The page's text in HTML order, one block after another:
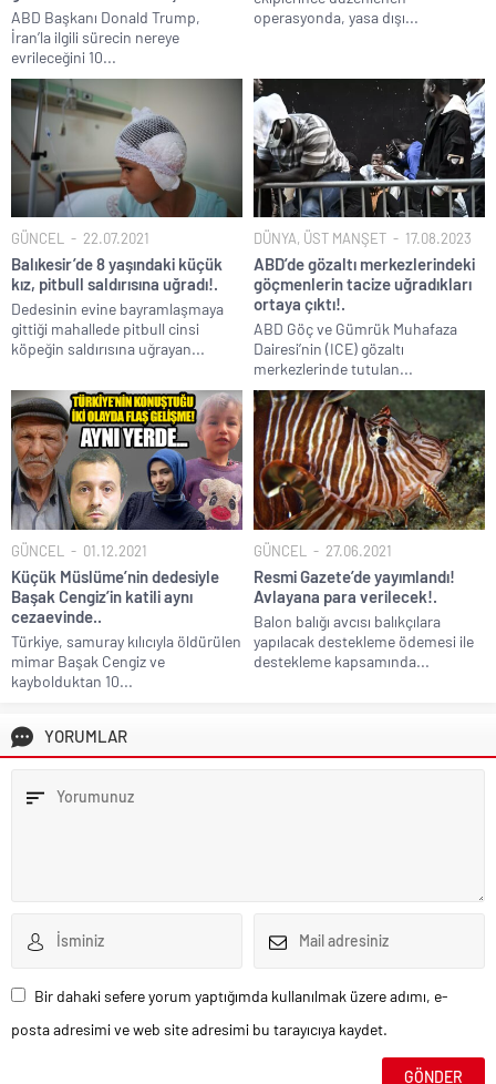
ABD Başkanı Donald Trump,
İran’la ilgili sürecin nereye
evrileceğini 10...
operasyonda, yasa dışı...
GÜNCEL 22.07.2021
Balıkesir’de 8 yaşındaki küçük
kız, pitbull saldırısına uğradı!.
Dedesinin evine bayramlaşmaya
gittiği mahallede pitbull cinsi
köpeğin saldırısına uğrayan...
DÜNYA, ÜST MANŞET 17.08.2023
ABD’de gözaltı merkezlerindeki
göçmenlerin tacize uğradıkları
ortaya çıktı!.
ABD Göç ve Gümrük Muhafaza
Dairesi’nin (ICE) gözaltı
merkezlerinde tutulan...
GÜNCEL 01.12.2021
Küçük Müslüme’nin dedesiyle
Başak Cengiz’in katili aynı
cezaevinde..
Türkiye, samuray kılıcıyla öldürülen
mimar Başak Cengiz ve
kaybolduktan 10...
GÜNCEL 27.06.2021
Resmi Gazete’de yayımlandı!
Avlayana para verilecek!.
Balon balığı avcısı balıkçılara
yapılacak destekleme ödemesi ile
destekleme kapsamında...
YORUMLAR
Bir dahaki sefere yorum yaptığımda kullanılmak üzere adımı, e-
posta adresimi ve web site adresimi bu tarayıcıya kaydet.